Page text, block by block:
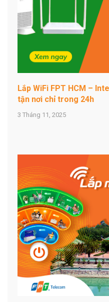
Lắp WiFi FPT HCM –
tận nơi chỉ trong 24h
3 Tháng 11, 2025